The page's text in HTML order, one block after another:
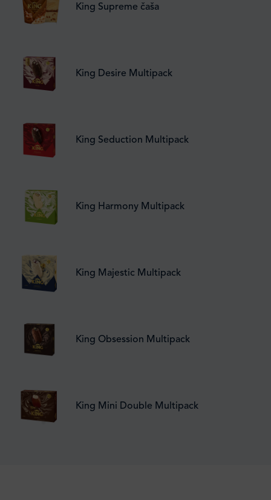
King Supreme čaša
King Desire Multipack
King Seduction Multipack
King Harmony Multipack
King Majestic Multipack
King Obsession Multipack
King Mini Double Multipack